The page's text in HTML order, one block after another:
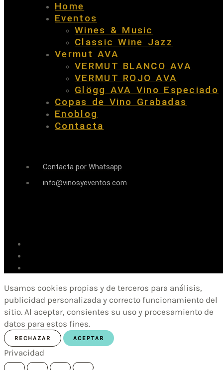
Home
Eventos
Wines & Music
Classic Wine Jazz
Vermut AVA
VERMUT BLANCO AVA
VERMUT ROJO AVA
Glögg AVA Vino Especiado
Copas de Vino Grabadas
Enoblog
Contacta
Contacta por Whatsapp
info@vinosyeventos.com
Usamos cookies propias y de terceros para análisis,
publicidad personalizada y correcto funcionamiento del
sitio. Al aceptar, consientes su uso y procesamiento de
datos para estos fines.
RECHAZAR ACEPTAR
Privacidad